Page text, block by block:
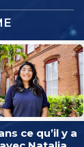
ce qu’il y a